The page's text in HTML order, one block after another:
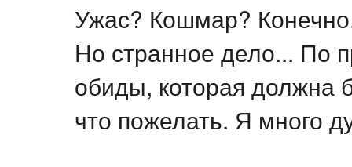
Ужас? Кошмар?
Но странное дело... По
обиды, которая должна
что пожелать. Я много